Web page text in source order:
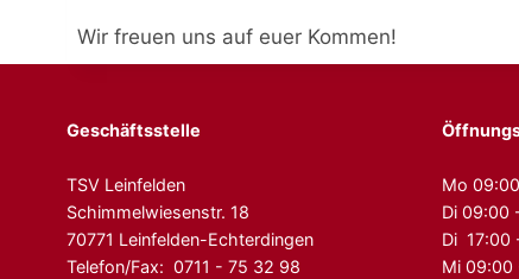
Wir freuen uns auf euer Kommen!
Geschäftsstelle
TSV Leinfelden
Schimmelwiesenstr. 18
70771 Leinfelden-Echterdingen
Telefon/Fax: 0711 - 75 32 98
Mo
Di 09:00
Di 17:00
Mi 09:00